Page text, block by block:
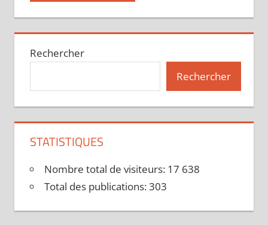
Rechercher
Rechercher
STATISTIQUES
Nombre total de visiteurs: 17 638
Total des publications:303